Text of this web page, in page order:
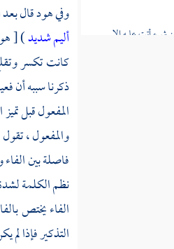
شيء أتت عليه إلا
وفي هود قال
أليم شديد) [ هود : 102 ] فذكر بعدها ما يؤكد التهديد ، وذكر
كانت تكسر
ذكرنا سببه أن
المفعول قبل
والمفعول ،
فاصلة بين
نظم الكلمة
الفاء يختص
التذكير فإذا